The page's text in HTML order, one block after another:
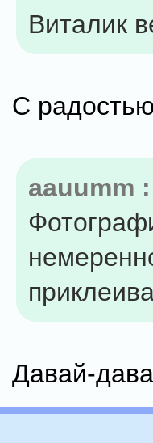
Виталик
С
aauumm :
Давай-